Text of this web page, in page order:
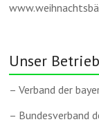
Unser
– Verband der
– Bundesverband